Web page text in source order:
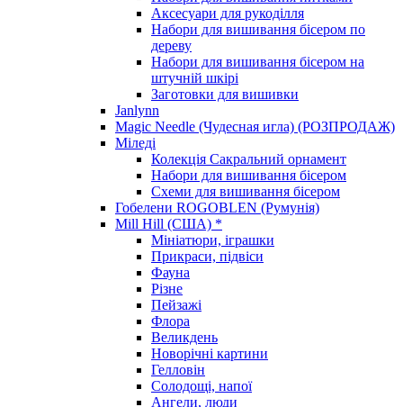
Аксесуари для рукоділля
Набори для вишивання бісером по
дереву
Набори для вишивання бісером на
штучній шкірі
Заготовки для вишивки
Janlynn
Magic Needle (Чудесная игла) (РОЗПРОДАЖ)
Міледі
Колекція Сакральний орнамент
Набори для вишивання бісером
Схеми для вишивання бісером
Гобелени ROGOBLEN (Румунія)
Mill Hill (США) *
Мініатюри, іграшки
Прикраси, підвіси
Фауна
Різне
Пейзажі
Флора
Великдень
Новорічні картини
Гелловін
Солодощі, напої
Ангели, люди